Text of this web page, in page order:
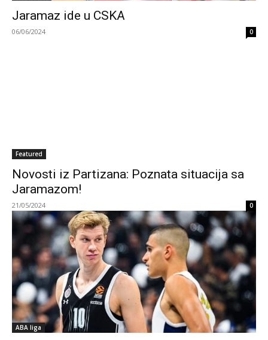
Jaramaz ide u CSKA
06/06/2024 0
Featured
Novosti iz Partizana: Poznata situacija sa
Jaramazom!
21/05/2024 0
ABA liga